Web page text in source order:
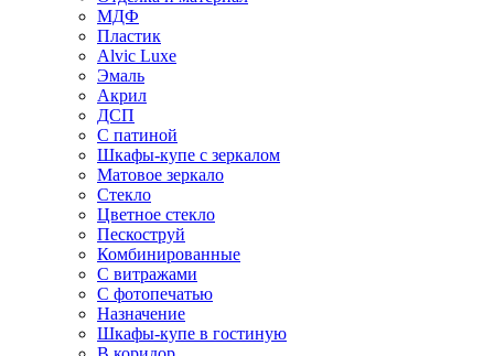
МДФ
Пластик
Alvic Luxe
Эмаль
Акрил
ДСП
С патиной
Шкафы-купе с зеркалом
Матовое зеркало
Стекло
Цветное стекло
Пескоструй
Комбинированные
С витражами
С фотопечатью
Назначение
Шкафы-купе в гостиную